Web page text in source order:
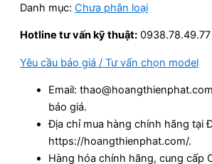
Danh mục: Chưa phân loại
Hotline tư vấn kỹ thuật: 0938.78.49.77
Yêu cầu báo giá / Tư vấn chọn model
Email:
báo giá.
Địa chỉ mua hàng chính hãng tại
https://hoangthienphat.com/.
Hàng hóa chính hãng, cung cấp